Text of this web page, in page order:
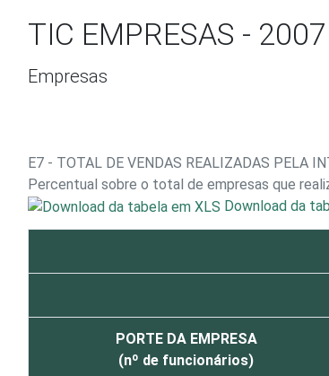
TIC EMPRESAS - 2007
Empresas
E7 - TOTAL DE VENDAS REALIZADAS PELA
Percentual sobre o total de empresas que
Download da
PORTE DA EMPRESA
(nº de funcionários)